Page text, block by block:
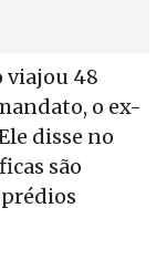
viajou 48
o ex-
disse no
são